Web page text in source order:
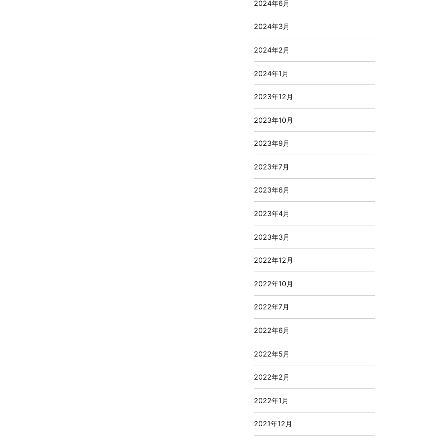
2024年6月
2024年3月
2024年2月
2024年1月
2023年12月
2023年10月
2023年9月
2023年7月
2023年6月
2023年4月
2023年3月
2022年12月
2022年10月
2022年7月
2022年6月
2022年5月
2022年2月
2022年1月
2021年12月